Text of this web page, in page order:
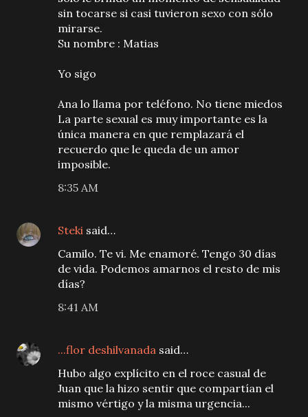
sin tocarse si casi tuvieron sexo con sólo
mirarse.
Su nombre : Matias
Yo sigo
Ana lo llama por teléfono. No tiene miedos
La parte sexual es muy importante es la
única manera en que remplazará el
recuerdo que le queda de un amor
imposible.
8:35 AM
Steki said…
Camilo. Te vi. Me enamoré. Tengo 30 días
de vida. Podemos amarnos el resto de mis
días?
8:41 AM
...flor deshilvanada said…
Hubo algo explícito en el roce casual de
Juan que la hizo sentir que compartían el
mismo vértigo y la misma urgencia...